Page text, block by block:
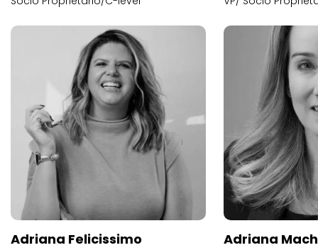
Adriana Felicissimo Adriana